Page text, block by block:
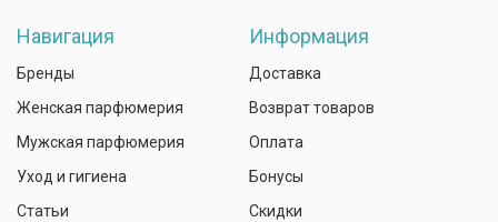
Навигация
Бренды
Женская парфюмерия
Мужская парфюмерия
Уход и гигиена
Статьи
Информация
Доставка
Возврат товаров
Оплата
Бонусы
Скидки